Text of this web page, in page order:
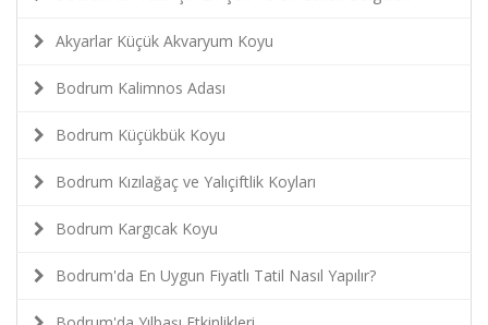
Akyarlar Küçük Akvaryum Koyu
Bodrum Kalimnos Adası
Bodrum Küçükbük Koyu
Bodrum Kızılağaç ve Yalıçiftlik Koyları
Bodrum Kargıcak Koyu
Bodrum'da En Uygun Fiyatlı Tatil Nasıl Yapılır?